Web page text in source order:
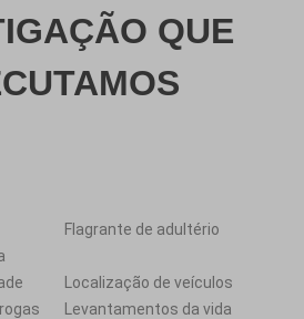
QUE
Flagrante de adultério
Localização de veículos
Levantamentos da vida